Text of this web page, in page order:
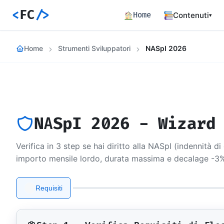
<FC/> Home Contenuti▾
Architettura
Articoli
Percorsi
Learning
Career
Home Strumenti Sviluppatori NASpI 2026
NASpI 2026 -
Verifica in 3 step se hai diritto alla NASpI (indennità
importo mensile lordo, durata massima e decalage -
Requisiti